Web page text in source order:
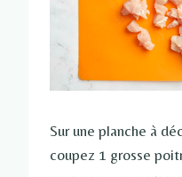
Sur une planche à
coupez 1 grosse